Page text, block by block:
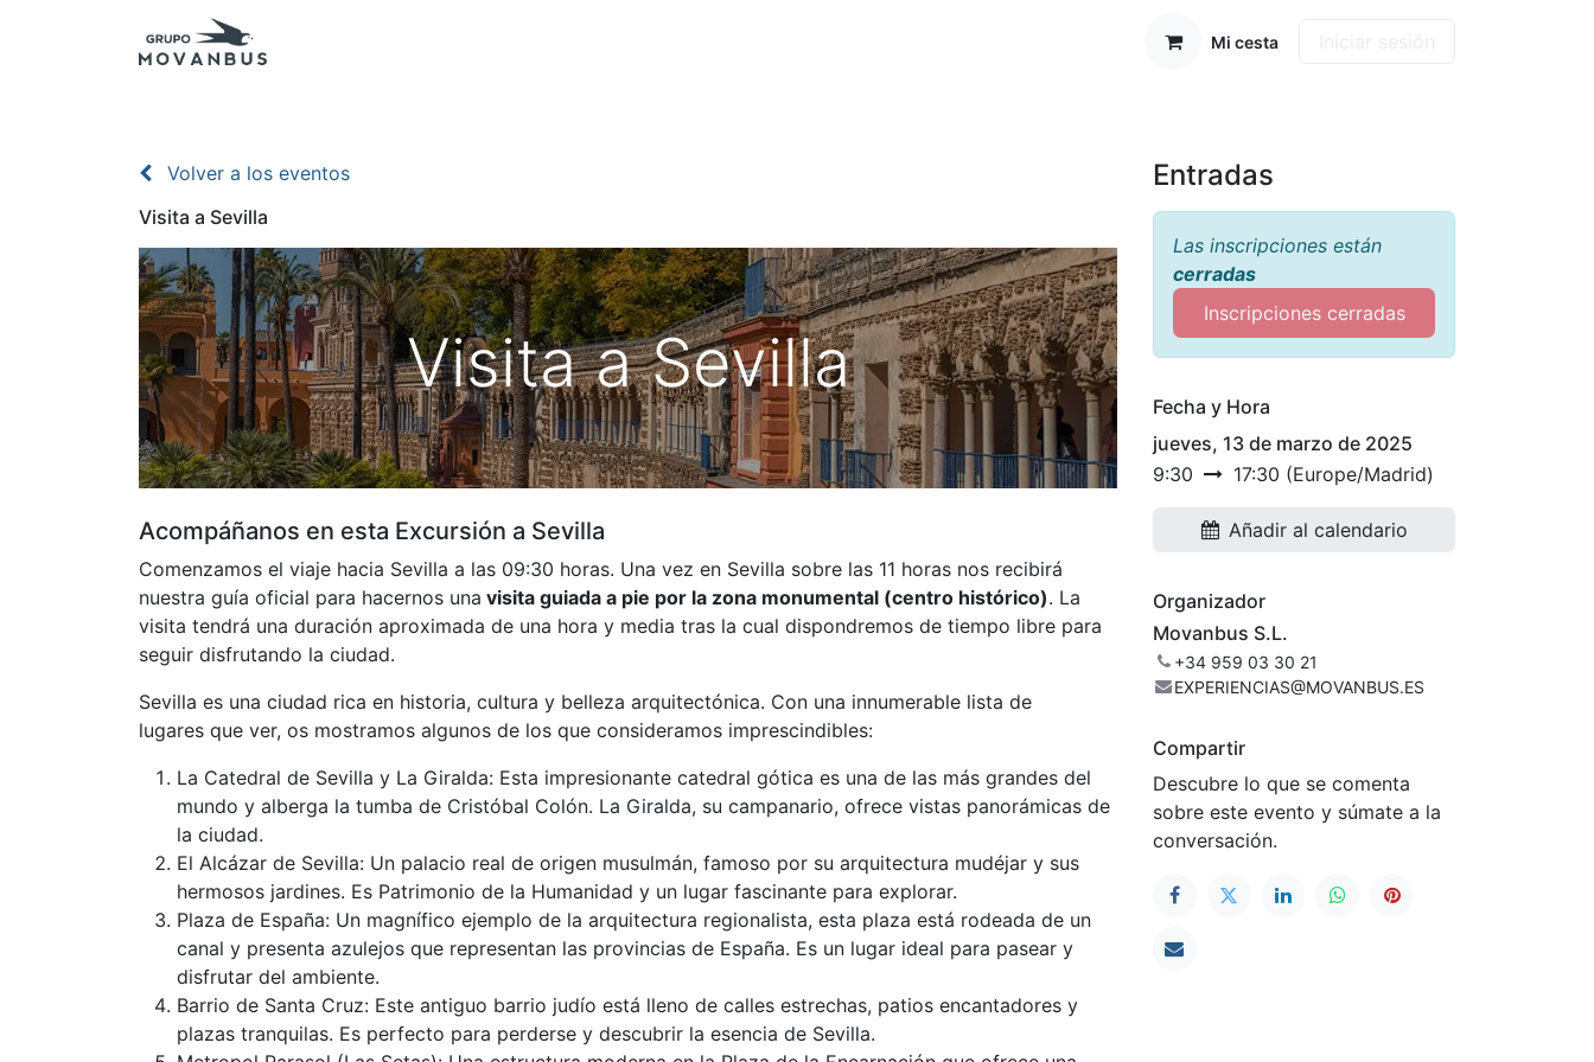
Mi cesta
Volver a los eventos
Visita a Sevilla
Visita a Sevilla
Acompáñanos en esta Excursión a Sevilla
Comenzamos el viaje hacia Sevilla a las 09:30 horas. Una vez en Sevilla sobre las 11 horas nos recibirá
nuestra guía oficial para hacernos una visita guiada a pie por la zona monumental (centro histórico). La
visita tendrá una duración aproximada de una hora y media tras la cual dispondremos de tiempo libre para
seguir disfrutando la ciudad.
Sevilla es una ciudad rica en historia, cultura y belleza arquitectónica. Con una innumerable lista de
lugares que ver, os mostramos algunos de los que consideramos imprescindibles:
La Catedral de Sevilla y La Giralda: Esta impresionante catedral gótica es una de las más grandes del
mundo y alberga la tumba de Cristóbal Colón. La Giralda, su campanario, ofrece vistas panorámicas de
la ciudad.
El Alcázar de Sevilla: Un palacio real de origen musulmán, famoso por su arquitectura mudéjar y sus
hermosos jardines. Es Patrimonio de la Humanidad y un lugar fascinante para explorar.
Plaza de España: Un magnífico ejemplo de la arquitectura regionalista, esta plaza está rodeada de un
canal y presenta azulejos que representan las provincias de España. Es un lugar ideal para pasear y
disfrutar del ambiente.
Barrio de Santa Cruz: Este antiguo barrio judío está lleno de calles estrechas, patios encantadores y
plazas tranquilas. Es perfecto para perderse y descubrir la esencia de Sevilla.
Entradas
Las inscripciones están
cerradas
Inscripciones cerradas
Fecha y Hora
jueves, 13 de marzo de 2025
9:30
17:30 (Europe/Madrid)
Añadir al calendario
Organizador
Movanbus S.L.
+34 959 03 30 21
EXPERIENCIAS@MOVANBUS.ES
Compartir
Descubre lo que se comenta
sobre este evento y súmate a la
conversación.